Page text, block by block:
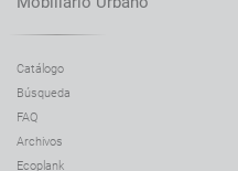
Macetero Rock 06.043.L
Macetero Rock 06.043.XXL
Catálogo
Búsqueda
FAQ
Archivos
Ecoplank